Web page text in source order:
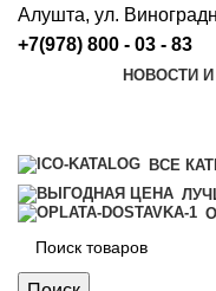
Алушта, ул.
+7(978) 800 - 03 - 83
НОВОСТИ И
ВСЕ